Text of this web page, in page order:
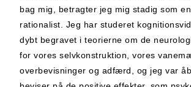
bag mig, betragter jeg mig stadig som
rationalist. Jeg har studeret
dybt begravet i teorierne om de
for vores selvkonstruktion, vores
overbevisninger og adfærd, og jeg var